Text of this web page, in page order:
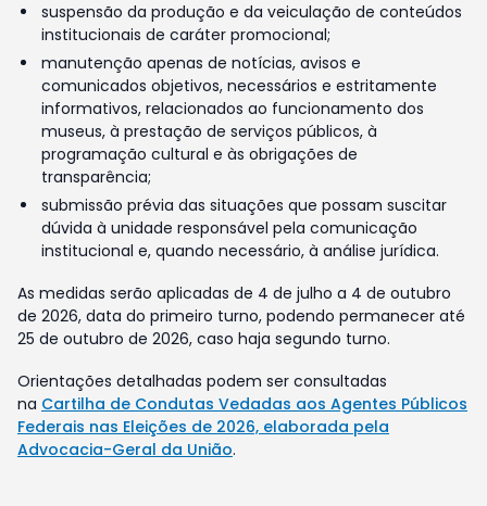
suspensão da produção e da veiculação de conteúdos
institucionais de caráter promocional;
manutenção apenas de notícias, avisos e
comunicados objetivos, necessários e estritamente
informativos, relacionados ao funcionamento dos
museus, à prestação de serviços públicos, à
programação cultural e às obrigações de
transparência;
submissão prévia das situações que possam suscitar
dúvida à unidade responsável pela comunicação
institucional e, quando necessário, à análise jurídica.
As medidas serão aplicadas de 4 de julho a 4 de outubro
de 2026, data do primeiro turno, podendo permanecer até
25 de outubro de 2026, caso haja segundo turno.
Orientações detalhadas podem ser consultadas
na Cartilha de Condutas Vedadas aos Agentes Públicos
Federais nas Eleições de 2026, elaborada pela
Advocacia-Geral da União.